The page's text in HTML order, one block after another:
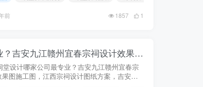
前 1857 1
江西祠堂设计哪家公司最专业？吉安九江赣州宜春宗祠设计效果图施工图
设计哪家公司最专业？吉安九江赣州宜春宗
图施工图，江西宗祠设计图纸方案，吉安宗